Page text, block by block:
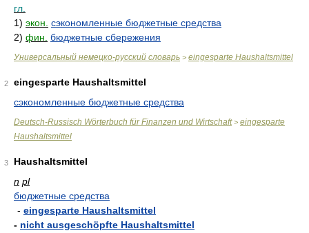
гл.
1) экон. сэкономленные бюджетные средства
2) фин. бюджетные сбережения
Универсальный немецко-русский словарь > eingesparte Haushaltsmittel
2
eingesparte Haushaltsmittel
сэкономленные бюджетные средства
Deutsch-Russisch Wörterbuch für Finanzen und Wirtschaft> eingesparte
Haushaltsmittel
3
Haushaltsmittel
n pl
бюджетные средства
- eingesparte Haushaltsmittel
- nicht ausgeschöpfte Haushaltsmittel